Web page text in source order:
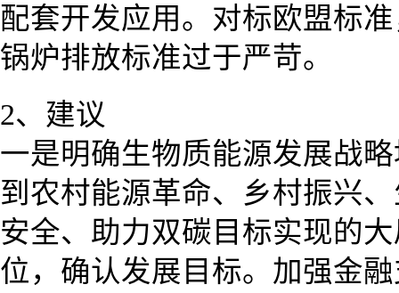
配套开发应用。对标欧盟标
锅炉排放标准过于严苛。
2、建议
一是明确生物质能源发展战
到农村能源革命、乡村振兴
安全、助力双碳目标实现的
位，确认发展目标。加强金